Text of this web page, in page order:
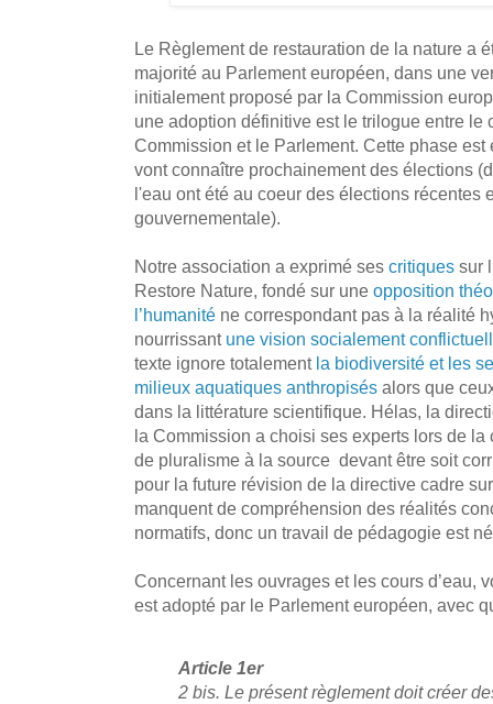
Le Règlement de restauration de la nature a
majorité au Parlement européen, dans une
initialement proposé par la Commission
une adoption définitive est le trilogue entre le
Commission et le Parlement. Cette phase
vont connaître prochainement des élections
l'eau ont été au coeur des élections récentes
gouvernementale).
Notre association a exprimé ses critiques sur
Restore Nature, fondé sur une opposition
l’humanité ne correspondant pas à la réalité
nourrissant une vision socialement
texte ignore totalement la biodiversité et les
milieux aquatiques anthropisés alors que
dans la littérature scientifique. Hélas, la
la Commission a choisi ses experts lors de la
de pluralisme à la source devant être soit
pour la future révision de la directive cadre
manquent de compréhension des réalités
normatifs, donc un travail de pédagogie est
Concernant les ouvrages et les cours d’eau,
est adopté par le Parlement européen, avec
Article 1er
2 bis. Le présent règlement doit créer